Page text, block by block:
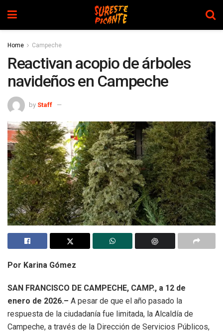
Home Campeche
Reactivan acopio de árboles
navideños en Campeche
by Staff
Por Karina Gómez
SAN FRANCISCO DE CAMPECHE, CAMP., a 12 de
enero de 2026.– A pesar de que el año pasado la
respuesta de la ciudadanía fue limitada, la Alcaldía de
Campeche, a través de la Dirección de Servicios Públicos,